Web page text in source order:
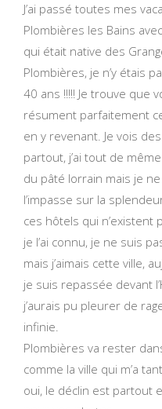
J’ai passé toutes mes
Plombières les Bains
qui était native des
Plombières, je n’y étais
40 ans !!!!! Je trouve que
résument parfaitement
en y revenant. Je vois
partout, j’ai tout de
du pâté lorrain mais je
l’impasse sur la
ces hôtels qui n’existent
je l’ai connu, je ne suis
mais j’aimais cette ville,
je suis repassée devant
j’aurais pu pleurer de
infinie.
Plombières va rester
comme la ville qui m’a
oui, le déclin est partout